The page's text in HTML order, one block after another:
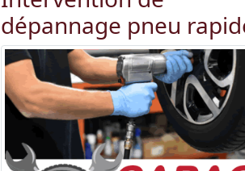
dépannage pneu